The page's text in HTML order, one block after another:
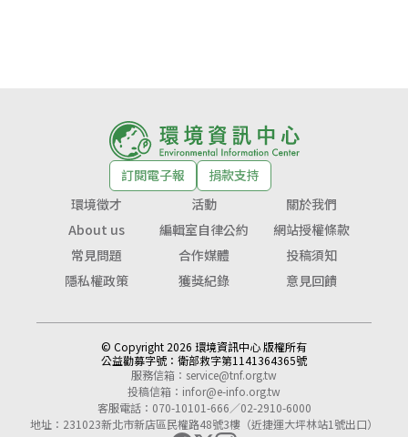
訂閱電子報
捐款支持
環境徵才
活動
關於我們
About us
編輯室自律公約
網站授權條款
常見問題
合作媒體
投稿須知
隱私權政策
獲獎紀錄 意見回饋
© Copyright 2026 環境資訊中心 版權所有
公益勸募字號： 衛部救字第1141364365號
服務信箱： service@tnf.org.tw
投稿信箱： infor@e-info.org.tw
客服電話：070-10101-666／02-2910-6000
地址：231023新北市新店區民權路48號3樓（近捷運大坪林站1號出口）